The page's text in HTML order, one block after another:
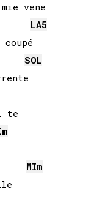
vene
LA5
SOL
te
m
MIm